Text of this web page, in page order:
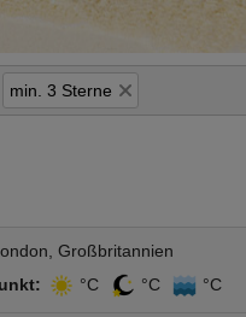
min. 3 Sterne
Großbritannien
°C °C °C